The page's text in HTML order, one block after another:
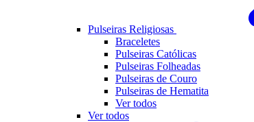
Pulseiras Religiosas
Braceletes
Pulseiras Católicas
Pulseiras Folheadas
Pulseiras de Couro
Pulseiras de Hematita
Ver todos
Ver todos